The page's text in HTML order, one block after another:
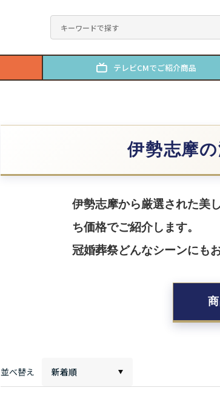
テレビCMでご紹介商品
伊勢志摩
伊勢志摩から厳選された美
ち価格でご紹介します。
冠婚葬祭どんなシーンにも
並べ替え 新着順